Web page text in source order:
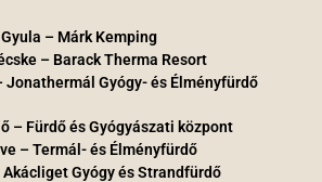
Gyula – Márk Kemping
– Barack Therma Resort
Jonathermál Gyógy- és Élményfürdő
– Fürdő és Gyógyászati központ
– Termál- és Élményfürdő
Akácliget Gyógy és Strandfürdő